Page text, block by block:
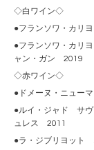
◇白ワイン◇
●フランソワ・カリ
●フランソワ・カリ
ャン・ガン 2019
◇赤ワイン◇
●ドメーヌ・ニュ
●ルイ・ジャド サヴ
ュレス 2011
●ラ・ジブリヨッ